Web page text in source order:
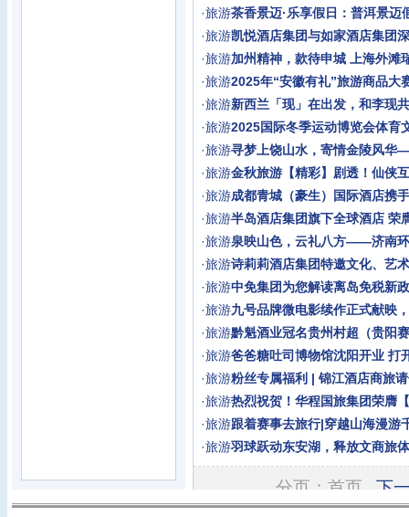
·旅游茶香景迈·乐享假日：普洱景迈
·旅游凯悦酒店集团与如家酒店集团
·旅游加州精神，款待申城 上海外滩
·旅游2025年“安徽有礼”旅游商品大
·旅游新西兰「现」在出发，和李现
·旅游2025国际冬季运动博览会体育
·旅游寻梦上饶山水，寄情金陵风华
·旅游金秋旅游【精彩】剧透！仙侠
·旅游成都青城（豪生）国际酒店携
·旅游半岛酒店集团旗下全球酒店 荣
·旅游泉映山色，云礼八方——济南
·旅游诗莉莉酒店集团特邀文化、艺
·旅游中免集团为您解读离岛免税新
·旅游九号品牌微电影续作正式献映
·旅游黔魁酒业冠名贵州村超（贵阳
·旅游爸爸糖吐司博物馆沈阳开业 打
·旅游粉丝专属福利 | 锦江酒店商旅
·旅游热烈祝贺！华程国旅集团荣膺
·旅游跟着赛事去旅行|穿越山海漫游
·旅游羽球跃动东安湖，释放文商旅
分页：首页 下